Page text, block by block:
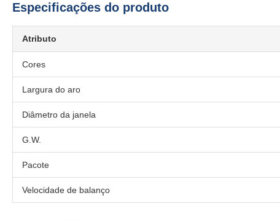
Especificações do produto
Atributo
Cores
Largura do aro
Diâmetro da janela
G.W.
Pacote
Velocidade de balanço